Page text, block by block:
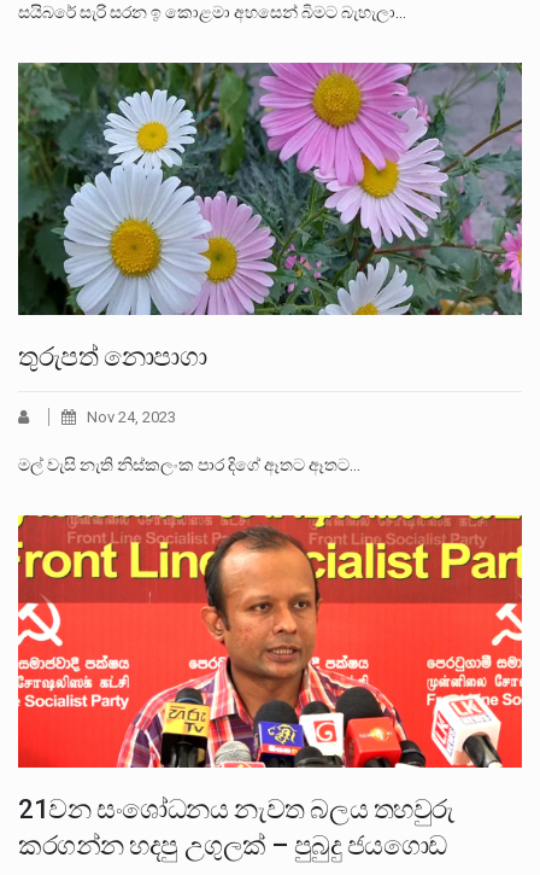
සයිබරේ සැරි සරන ඉ කොළමා අහසෙන් බිමට බැහැලා…
තුරුපත් නොපාගා
Nov 24, 2023
මල් වැසි නැති නිස්කලංක පාර දිගේ ඈතට ඈතට…
21වන සංශෝධනය නැවත බලය තහවුරු
කරගන්න හදපු උගුලක් – පුබුදු ජයගොඩ